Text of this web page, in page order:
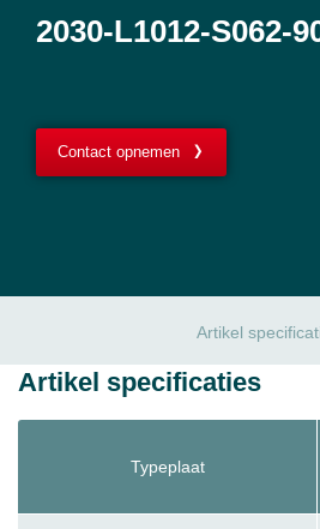
2030-L1012-S062-
Contact opnemen
Artikel
Artikel specificaties
Typeplaat